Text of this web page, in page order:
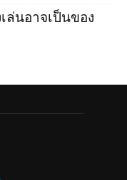
ล่นอาจเป็นของ